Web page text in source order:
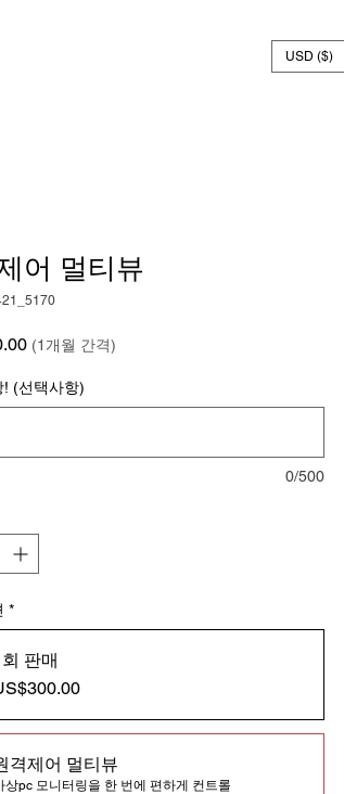
USD ($)
어 멀티뷰
가격
(1개월 간격)
! (선택사항)
0/500
*
판매
격제어 멀티뷰
상pc 모니터링을 한 번에 편하게 컨트롤